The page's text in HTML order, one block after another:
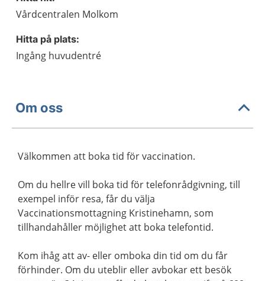
Vårdcentralen Molkom
Hitta på plats:
Ingång huvudentré
Om oss
Välkommen att boka tid för vaccination.
Om du hellre vill boka tid för telefonrådgivning, till
exempel inför resa, får du välja
Vaccinationsmottagning Kristinehamn, som
tillhandahåller möjlighet att boka telefontid.
Kom ihåg att av- eller omboka din tid om du får
förhinder. Om du uteblir eller avbokar ett besök